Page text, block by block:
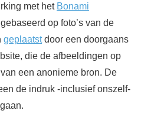
met het Bonami
op foto’s van de
geplaatstdoor een doorgaans
die de afbeeldingen op
een anonieme bron. De
de indruk -inclusief onszelf-